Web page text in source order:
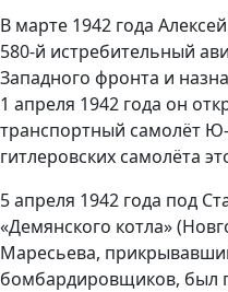
В марте 1942 года
580-й истребительный
Западного фронта и
1 апреля 1942 года он
транспортный самолёт Ю-
гитлеровских самолёта
5 апреля 1942 года под
«Демянского котла»
Маресьева,
бомбардировщиков, был